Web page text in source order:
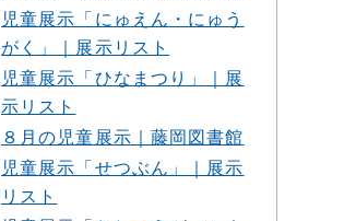
児童展示「にゅえん・にゅう
がく」｜展示リスト
児童展示「ひなまつり」｜展
示リスト
８月の児童展示｜藤岡図書館
児童展示「せつぶん」｜展示
リスト